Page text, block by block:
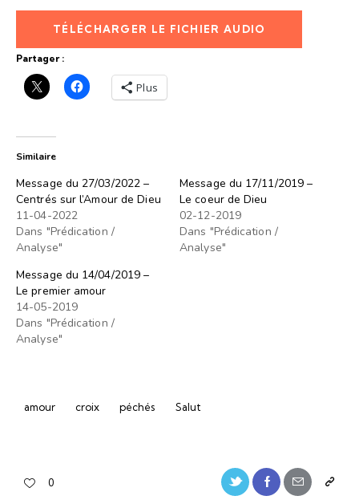
TÉLÉCHARGER LE FICHIER AUDIO
Partager :
Plus
Similaire
Message du 27/03/2022 –
Centrés sur l’Amour de Dieu
11-04-2022
Dans "Prédication /
Analyse"
Message du 17/11/2019 –
Le coeur de Dieu
02-12-2019
Dans "Prédication /
Analyse"
Message du 14/04/2019 –
Le premier amour
14-05-2019
Dans "Prédication /
Analyse"
amour croix péchés Salut
0